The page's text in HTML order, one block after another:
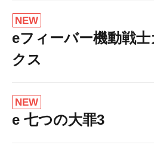
NEW
eフィーバー機動戦
クス
NEW
e 七つの大罪3